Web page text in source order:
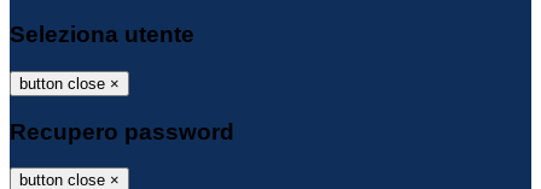
Seleziona utente
button close ×
Recupero password
button close ×